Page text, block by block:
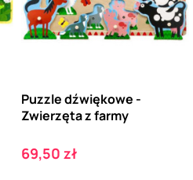
Puzzle dźwiękowe -
Zwierzęta z farmy
Cena
69,50 zł